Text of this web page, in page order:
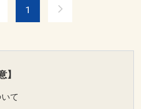
屋内プール・スポーツジ
す
前までにお申し込みにな
過ぎてからの変更（人
・泊数の増減等の変更）
1
】
て